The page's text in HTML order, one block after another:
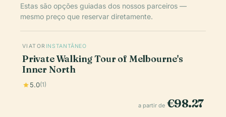
Estas são opções guiadas dos nossos parceiros —
mesmo preço que reservar diretamente.
VIATOR INSTANTÂNEO
Private Walking Tour of Melbourne's
Inner North
5.0(1)
a partir de €98.27